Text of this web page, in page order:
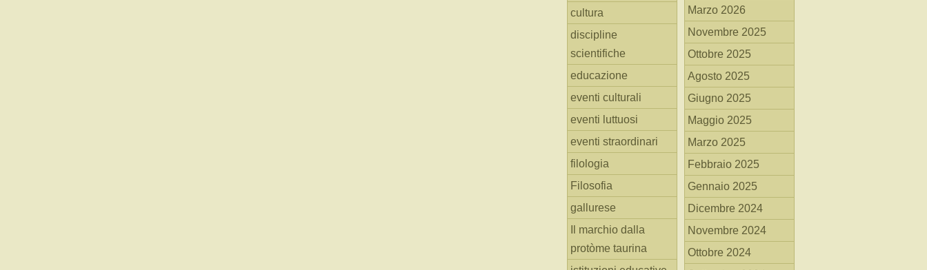
cultura
discipline
scientifiche
educazione
eventi culturali
eventi luttuosi
eventi straordinari
filologia
Filosofia
gallurese
Il marchio dalla
protòme taurina
Marzo 2026
Novembre 2025
Ottobre 2025
Agosto 2025
Giugno 2025
Maggio 2025
Marzo 2025
Febbraio 2025
Gennaio 2025
Dicembre 2024
Novembre 2024
Ottobre 2024